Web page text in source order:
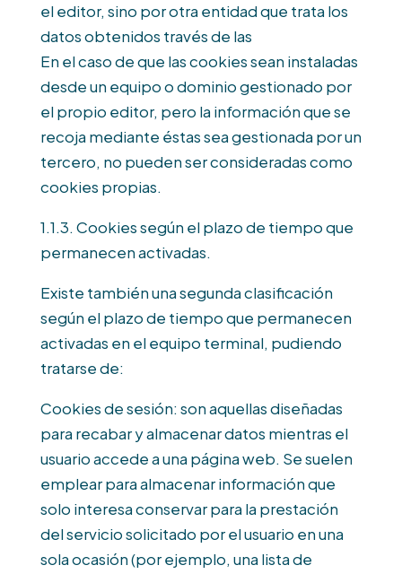
el editor, sino por otra entidad que trata los
datos obtenidos través de las
En el caso de que las cookies sean instaladas
desde un equipo o dominio gestionado por
el propio editor, pero la información que se
recoja mediante éstas sea gestionada por un
tercero, no pueden ser consideradas como
cookies propias.
1.1.3. Cookies según el plazo de tiempo que
permanecen activadas.
Existe también una segunda clasificación
según el plazo de tiempo que permanecen
activadas en el equipo terminal, pudiendo
tratarse de:
Cookies de sesión: son aquellas diseñadas
para recabar y almacenar datos mientras el
usuario accede a una página web. Se suelen
emplear para almacenar información que
solo interesa conservar para la prestación
del servicio solicitado por el usuario en una
sola ocasión (por ejemplo, una lista de